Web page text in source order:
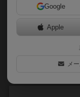
錬金術の技を磨き、
コロ利用とコンボがカ
プレイヤーは錬金術
の素材に加工・変換
上げていく。究極の
Google
Apple
メ